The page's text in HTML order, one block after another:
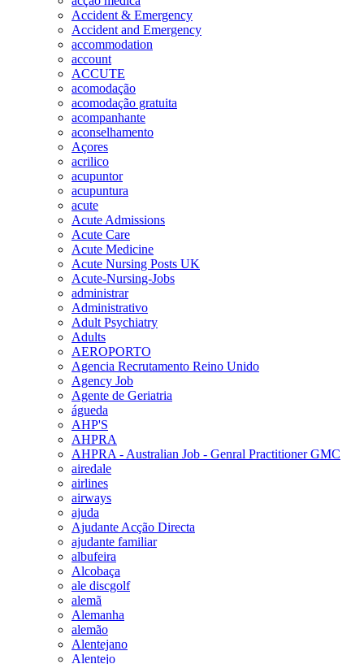
Accident & Emergency
Accident and Emergency
accommodation
account
ACCUTE
acomodação
acomodação gratuita
acompanhante
aconselhamento
Açores
acrilico
acupuntor
acupuntura
acute
Acute Admissions
Acute Care
Acute Medicine
Acute Nursing Posts UK
Acute-Nursing-Jobs
administrar
Administrativo
Adult Psychiatry
Adults
AEROPORTO
Agencia Recrutamento Reino Unido
Agency Job
Agente de Geriatria
águeda
AHP'S
AHPRA
AHPRA - Australian Job - Genral Practitioner GMC
airedale
airlines
airways
ajuda
Ajudante Acção Directa
ajudante familiar
albufeira
Alcobaça
ale discgolf
alemã
Alemanha
alemão
Alentejano
Alentejo